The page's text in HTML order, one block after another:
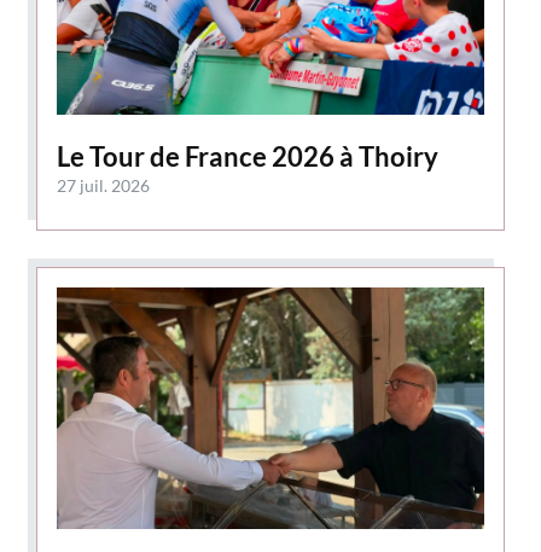
Le Tour de France 2026 à Thoiry
27 juil. 2026